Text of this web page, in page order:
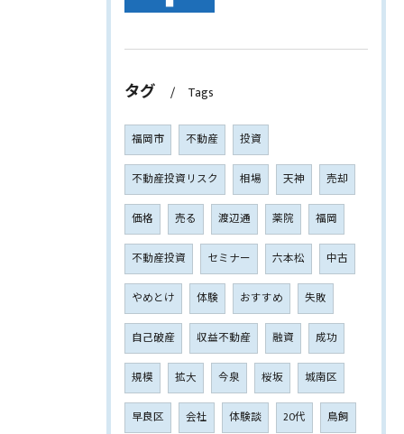
タグ Tags
福岡市 不動産 投資
不動産投資リスク 相場 天神 売却
価格 売る 渡辺通 薬院 福岡
不動産投資 セミナー 六本松 中古
やめとけ 体験 おすすめ 失敗
自己破産 収益不動産 融資 成功
規模 拡大 今泉 桜坂 城南区
早良区 会社 体験談 20代 鳥飼